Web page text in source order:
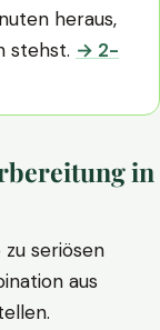
heraus,
stehst. → 2-
in
seriösen
aus